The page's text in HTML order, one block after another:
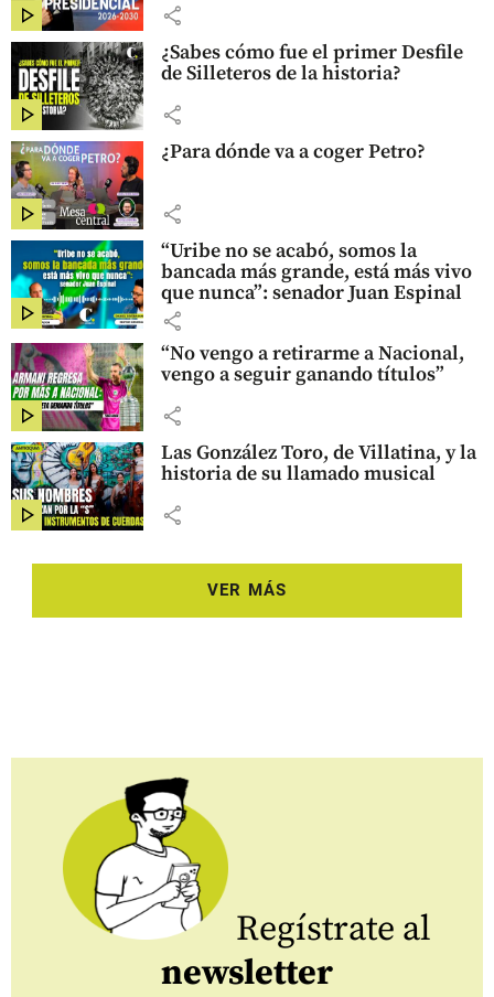
share
¿Sabes cómo fue el primer Desfile
de Silleteros de la historia?
share
¿Para dónde va a coger Petro?
share
“Uribe no se acabó, somos la
bancada más grande, está más vivo
que nunca”: senador Juan Espinal
share
“No vengo a retirarme a Nacional,
vengo a seguir ganando títulos”
share
Las González Toro, de Villatina, y la
historia de su llamado musical
share
VER MÁS
Regístrate al
newsletter